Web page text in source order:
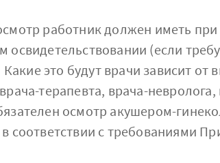
работник должен иметь
освидетельствовании (если
это будут врачи зависит
терапевта, врача-
осмотр акушером-
соответствии с требованиями